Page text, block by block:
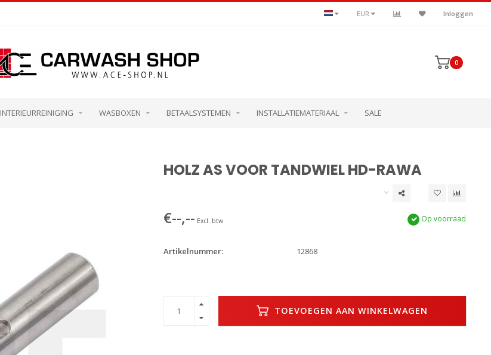
EUR Inloggen
0
INTERIEURREINIGING WASBOXEN BETAALSYSTEMEN INSTALLATIEMATERIAAL SALE
HOLZ AS VOOR TANDWIEL HD-RAWA
€--,-- Excl. btw Op voorraad
Artikelnummer: 12868
TOEVOEGEN AAN WINKELWAGEN